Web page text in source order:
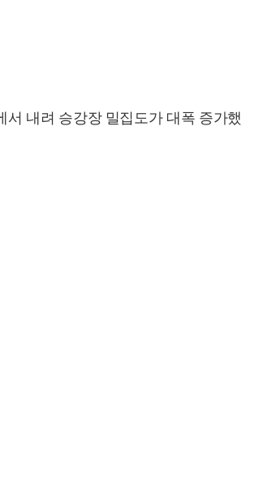
내려 승강장 밀집도가 대폭 증가했